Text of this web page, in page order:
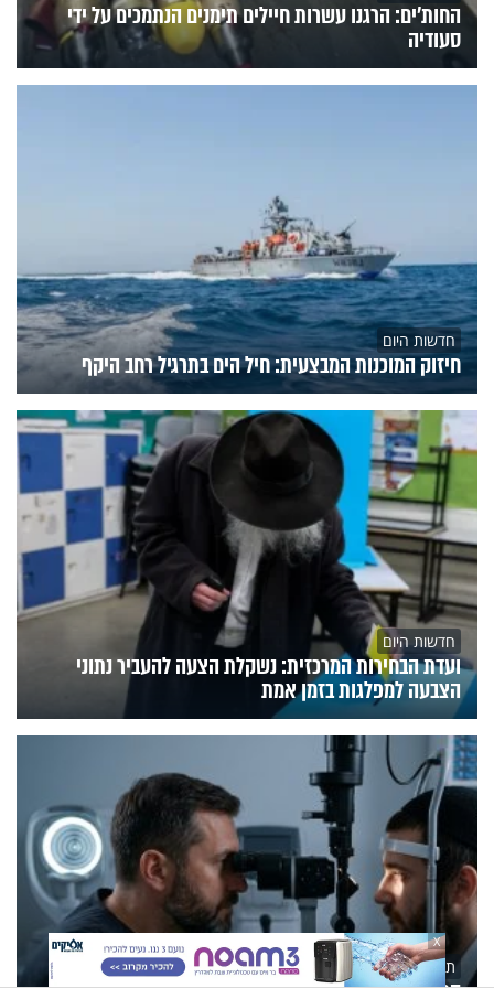
החות'ים: הרגנו עשרות חיילים תימנים הנתמכים על ידי
סעודיה
חדשות היום
חיזוק המוכנות המבצעית: חיל הים בתרגיל רחב היקף
חדשות היום
ועדת הבחירות המרכזית: נשקלת הצעה להעביר נתוני
הצבעה למפלגות בזמן אמת
תוכן שיווקי
X